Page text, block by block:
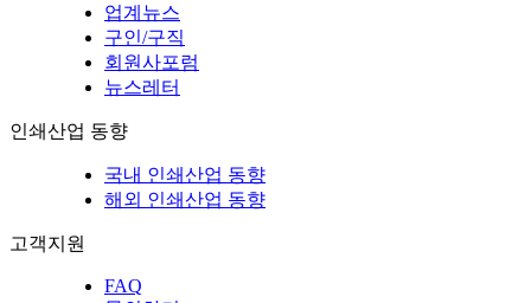
업계뉴스
구인/구직
회원사포럼
뉴스레터
인쇄산업 동향
국내 인쇄산업 동향
해외 인쇄산업 동향
고객지원
FAQ